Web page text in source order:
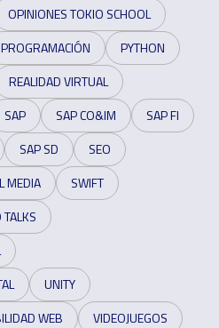
OPINIONES TOKIO SCHOOL
PROGRAMACIÓN
PYTHON
REALIDAD VIRTUAL
SAP SAP CO&IM
SAP FI
SAP SD
SEO
MEDIA
SWIFT
UNITY
WEB
VIDEOJUEGOS